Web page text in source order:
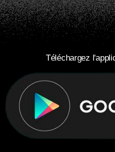
Téléchargez